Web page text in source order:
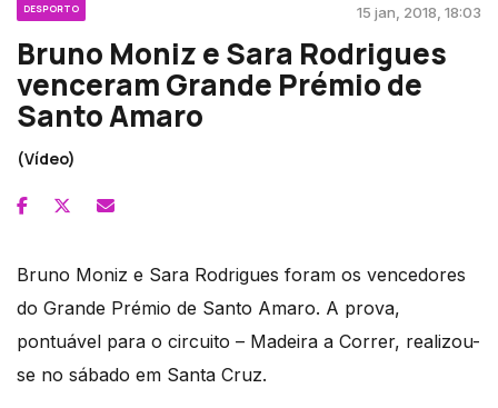
DESPORTO 15 jan, 2018, 18:03
Bruno Moniz e Sara Rodrigues
venceram Grande Prémio de
Santo Amaro
(Vídeo)
Bruno Moniz e Sara Rodrigues foram os vencedores
do Grande Prémio de Santo Amaro. A prova,
pontuável para o circuito – Madeira a Correr, realizou-
se no sábado em Santa Cruz.